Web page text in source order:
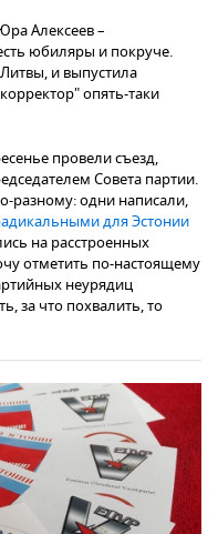
Алексеев –
юбиляры и покруче.
и выпустила
опять-таки
провели съезд,
Совета партии.
разному: одни написали,
для Эстонии
на расстроенных
отметить по-настоящему
неурядиц
за что похвалить, то